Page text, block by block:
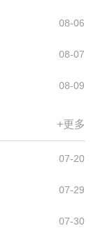
08-06
08-07
08-09
+更多
07-20
07-29
07-30